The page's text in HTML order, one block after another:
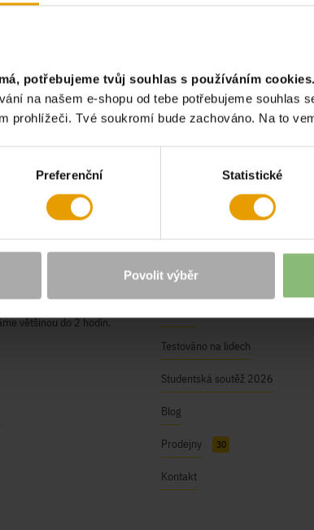
potřebujeme tvůj souhlas s používáním cookies.
na našem e-shopu od tebe potřebujeme souhlas
prohlížeči. Tvé soukromí bude zachováno. Na to
Preferenční Statistické
Povolit výběr
většinou do 2 hodin.
Naše hodnoty
BUSHMAN Club
Kariéra
Testováno na lidech
Studentská soutěž 2026
Blog
Prodejny 30
Kontakt